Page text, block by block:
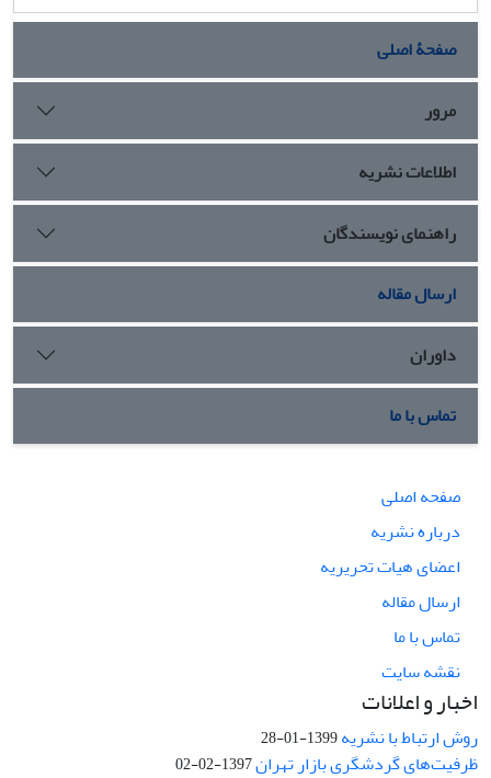
صفحۀ اصلی
مرور
اطلاعات نشریه
راهنمای نویسندگان
ارسال مقاله
داوران
تماس با ما
صفحه اصلی
درباره نشریه
اعضای هیات تحریریه
ارسال مقاله
تماس با ما
نقشه سایت
اخبار و اعلانات
روش ارتباط با نشریه1399-01-28
ظرفیت‌های گردشگری بازار تهران1397-02-02